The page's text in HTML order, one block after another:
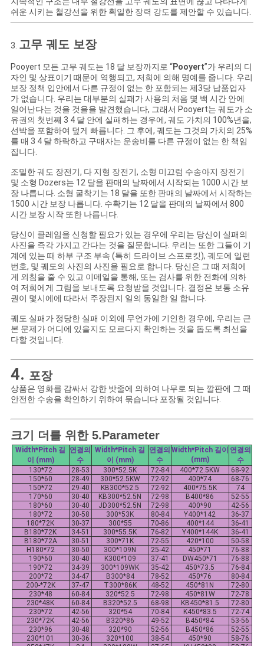
쉬운 시키는 철강선을 위한 획일한 장력 강도를 제안할 수 있습니다.
3. 고무 궤도 보장
Pooyert 모든 고무 궤도는 18 달 보장까지로 “Pooyert”가 우리의 디
자인 및 상표이기 때문에 역행되고, 저희에 의해 명예를 줍니다. 우리
보장 정책 입안에서 다른 규정이 없는 한 포함되는 제3당 납품업자
가 없습니다. 우리는 대부분의 실패가 사용의 처음 몇 백 시간 안에
일어난다는 것을 것을을 발견했습니다, 그래서 Pooyert는 궤도가 소
유권의 첫번째 3 4 달 안에 실패하는 경우에, 궤도 가치의 100%년을,
선박을 포함하여 덮게 빠릅니다. 그 후에, 궤도는 그것의 가치의 25%
를 매 3 4 달 하락하고 구매자는 운송비를 다른 규정이 없는 한 책임
집니다.
조밀한 궤도 장전기, 다 지형 장전기, 소형 미끄럼 수송아지 장전기
및 소형 Dozers는 12 달을 판매의 날짜에서 시작되는 1000 시간 보
장 나릅니다. 소형 굴착기는 18 달을 또한 판매의 날짜에서 시작하는
1500 시간 보장 나릅니다. 수확기는 12 달을 판매의 날짜에서 800
시간 보장 시작 또한 나릅니다.
당신이 클레임을 신청할 필요가 있는 경우에 우리는 당신이 실패의
사진을 즉각 가지고 간다는 것을 질문합니다. 우리는 또한 그들이 기
계에 있는 때 하부 구조 부속 (특히 드라이브 스프로킷), 궤도에 일련
번호, 및 궤도의 사진의 사진을 필요로 합니다. 당신은 그 때 저희에
게 외침을 줄 수 있고 이메일을 통해, 또는 검사를 위한 전화에 의하
여 저희에게 그림을 보내도록 요청받을 것입니다. 결정은 보통 소유
권이 몇시에에 따라서 주장된지 일의 동일한 일 합니다.
궤도 실패가 정당한 실패 이외에 무언가에 기인한 경우에, 우리는 근
본 문제가 어디에 있을지도 모르다지 확인하는 것을 돕도록 최선을
다할 것입니다.
4. 포장
상품은 영화를 감싸서 강한 밧줄에 의하여 나무로 되는 깔판에 그 때
안전한 수송을 확인하기 위하여 묶습니다 포장될 것입니다.
크기 더를 위한5.Parameter
Width*Pitch 길
이 (mm)
연결의
수
Width*Pitch 길
이 (mm)
연결의
수
Width*Pitch 길이
(mm)
연결의
수
130*72
28-53 300*52.5K 72-84 400*72.5KW
68-92
150*60
28-49 300*52.5KW 72-92 400*74
68-76
150*72
29-40 KB300*52.5 72-92 400*75.5K
74
170*60
30-40 KB300*52.5N 72-98 B400*86
52-55
180*60
30-40 JD300*52.5N 72-98 400*90
42-56
180*72
30-58 300*53K 80-84 Y400*142
36-37
180*72K
30-37 300*55 70-86 400*144
36-41
B180*72K
34-51 300*55.5K 76-82 Y400*144K
36-41
B180*72A
30-51 300*71K 72-55 420*100
50-58
H180*72
30-50 300*109N 25-42 450*71
76-88
190*60
30-40 K300*109 37-41 DW450*71
76-88
190*72
34-39 300*109WK 35-42 450*73.5
76-84
200*72
34-47 B300*84 78-52 450*76
80-84
200-*72K
37-47 T300*86K 48-52 450*81N
72-80
230*48
60-84 320*52.5 72-98 450*81W
72-78
230*48K
60-84 B320*52.5 68-98 KB450*81.5
72-80
230*72
42-56 320*54 70-84 K450*83.5
72-74
230*72K
42-56 B320*86 49-52 B450*84
53-56
230*96
30-48 320*90 52-56 B450*86
52-55
230*101
30-36 320*100 38-54 450*90
58-76